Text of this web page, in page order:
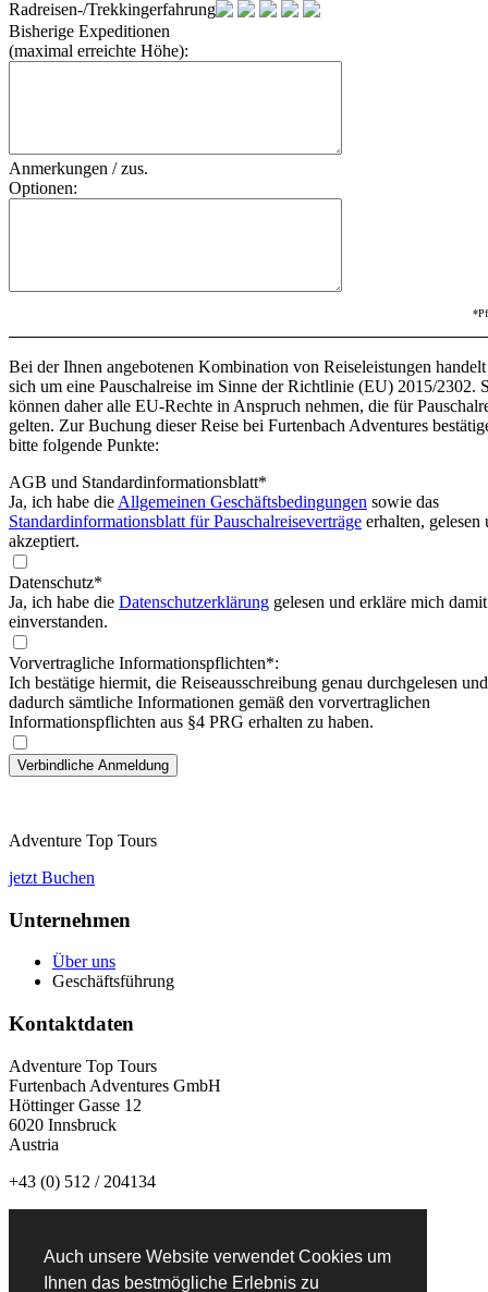
Auch unsere Website verwendet Cookies um
Ihnen das bestmögliche Erlebnis zu
Radreisen-/Trekkingerfahrung:
Bisherige Expeditionen
(maximal erreichte Höhe):
Anmerkungen / zus.
Optionen:
Bei der Ihnen angebotenen Kombination von Reiseleistungen handelt
sich um eine Pauschalreise im Sinne der Richtlinie (EU) 2015/2302.
können daher alle EU-Rechte in Anspruch nehmen, die für
gelten. Zur Buchung dieser Reise bei Furtenbach Adventures
bitte folgende Punkte:
AGB und Standardinformationsblatt*
Ja, ich habe die Allgemeinen Geschäftsbedingungen sowie das
Standardinformationsblatt für Pauschalreiseverträge erhalten, gelesen
akzeptiert.
Datenschutz*
Ja, ich habe die Datenschutzerklärung gelesen und erkläre mich damit
einverstanden.
Vorvertragliche Informationspflichten*:
Ich bestätige hiermit, die Reiseausschreibung genau durchgelesen und
dadurch sämtliche Informationen gemäß den vorvertraglichen
Informationspflichten aus §4 PRG erhalten zu haben.
Adventure Top Tours
jetzt Buchen
Unternehmen
Über uns
Geschäftsführung
Kontaktdaten
Adventure Top Tours
Furtenbach Adventures GmbH
Höttinger Gasse 12
6020 Innsbruck
Austria
+43 (0) 512 / 204134
Newsletteranmeldung: